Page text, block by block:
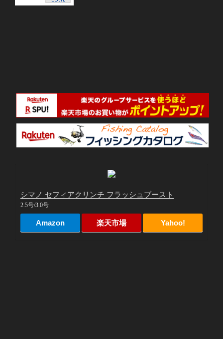
シマノ セフィアクリンチ フラッシュブースト
2.5号/3.0号
Amazon 楽天市場 Yahoo!